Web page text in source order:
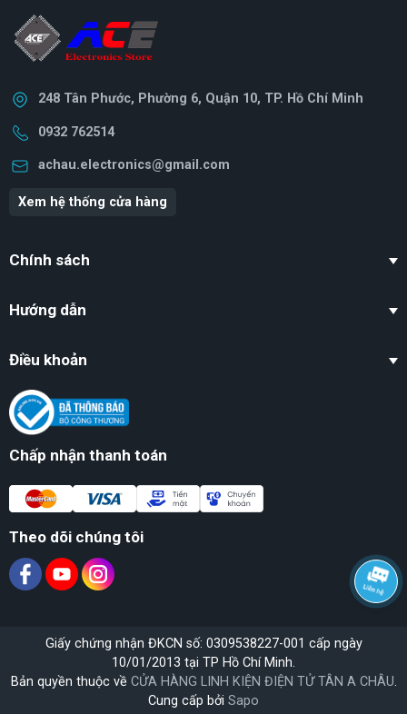
248 Tân Phước, Phường 6, Quận 10, TP. Hồ Chí Minh
0932 762514
achau.electronics@gmail.com
Xem hệ thống cửa hàng
Chính sách
Hướng dẫn
Điều khoản
Chấp nhận thanh toán
Theo dõi chúng tôi
Bản quyền thuộc về CỬA HÀNG LINH KIỆN ĐIỆN TỬ TÂN A CHÂU.
Cung cấp bởi Sapo
Giấy chứng nhận ĐKCN số: 0309538227-001 cấp ngày
10/01/2013 tại TP Hồ Chí Minh.